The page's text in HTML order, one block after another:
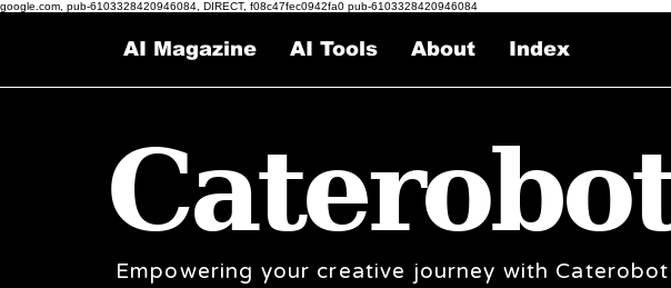
google.com, pub-6103328420946084, DIRECT, f08c47fec0942fa0 pub-6103328420946084
AI Magazine AI Tools About Index
Empowering your creative journey with